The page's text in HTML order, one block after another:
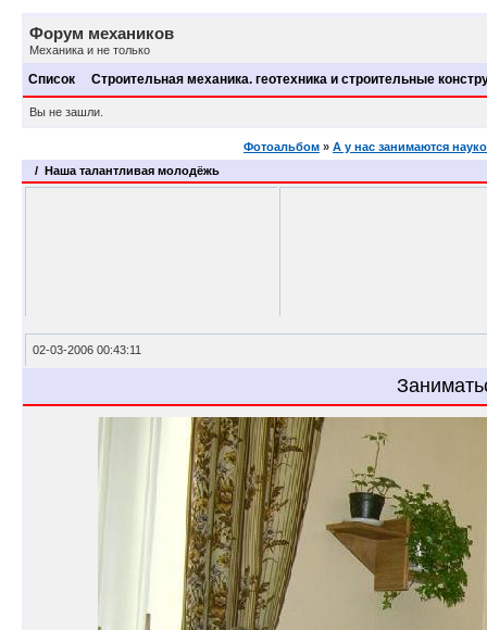
Форум механиков
Механика и не только
Список Строительная механика. геотехника и строительные
Вы не зашли.
Фотоальбом » А у нас занимаются
/ Наша талантливая молодёжь
02-03-2006 00:43:11